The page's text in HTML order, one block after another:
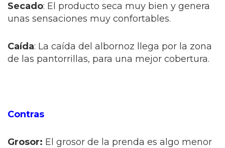
Secado: El producto seca muy bien y genera
unas sensaciones muy confortables.
Caída: La caída del albornoz llega por la zona
de las pantorrillas, para una mejor cobertura.
Contras
Grosor: El grosor de la prenda es algo menor